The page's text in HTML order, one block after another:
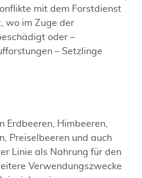
mit dem Forstdienst
wo im Zuge der
oder –
– Setzlinge
Erdbeeren, Himbeeren,
Preiselbeeren und auch
Linie als Nahrung für den
Verwendungszwecke